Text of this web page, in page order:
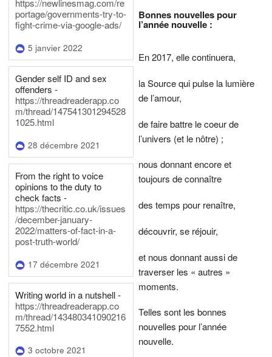
https://newlinesmag.com/re
portage/governments-try-to-
fight-crime-via-google-ads/
5 janvier 2022
Gender self ID and sex
offenders -
https://threadreaderapp.co
m/thread/147541301294528
1025.html
28 décembre 2021
From the right to voice
opinions to the duty to
check facts -
https://thecritic.co.uk/issues
/december-january-
2022/matters-of-fact-in-a-
post-truth-world/
17 décembre 2021
Writing world in a nutshell -
https://threadreaderapp.co
m/thread/143480341090216
7552.html
3 octobre 2021
Bonnes nouvelles pour
l’année nouvelle :
En 2017, elle continuera,
la Source qui pulse la lumière
de l’amour,
de faire battre le coeur de
l’univers (et le nôtre) ;
nous donnant encore et
toujours de connaître
des temps pour renaître,
découvrir, se réjouir,
et nous donnant aussi de
traverser les « autres »
moments.
Telles sont les bonnes
nouvelles pour l’année
nouvelle.